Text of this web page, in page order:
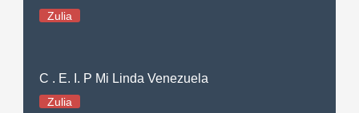
Zulia
C . E. I. P Mi Linda Venezuela
Zulia